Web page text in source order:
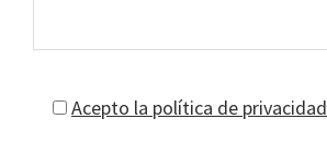
Acepto la política de privacidad